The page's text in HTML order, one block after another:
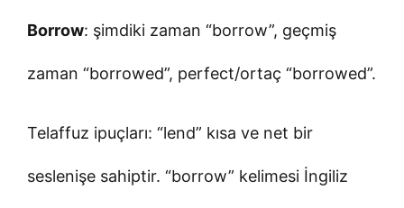
Borrow: şimdiki zaman “borrow”, geçmiş
zaman “borrowed”, perfect/ortaç “borrowed”.
Telaffuz ipuçları: “lend” kısa ve net bir
seslenişe sahiptir. “borrow” kelimesi İngiliz